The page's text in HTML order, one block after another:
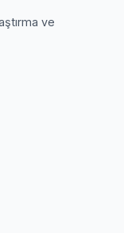
ve